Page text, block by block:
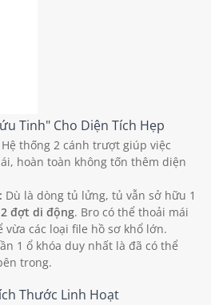
Tinh" Cho Diện Tích Hẹp
Hệ thống 2 cánh trượt giúp việc
hoàn toàn không tốn thêm diện
Dù là dòng tủ lửng, tủ vẫn sở hữu 1
2 đợt di động. Bro có thể thoải mái
vừa các loại file hồ sơ khổ lớn.
1 ổ khóa duy nhất là đã có thể
trong.
Thước Linh Hoạt